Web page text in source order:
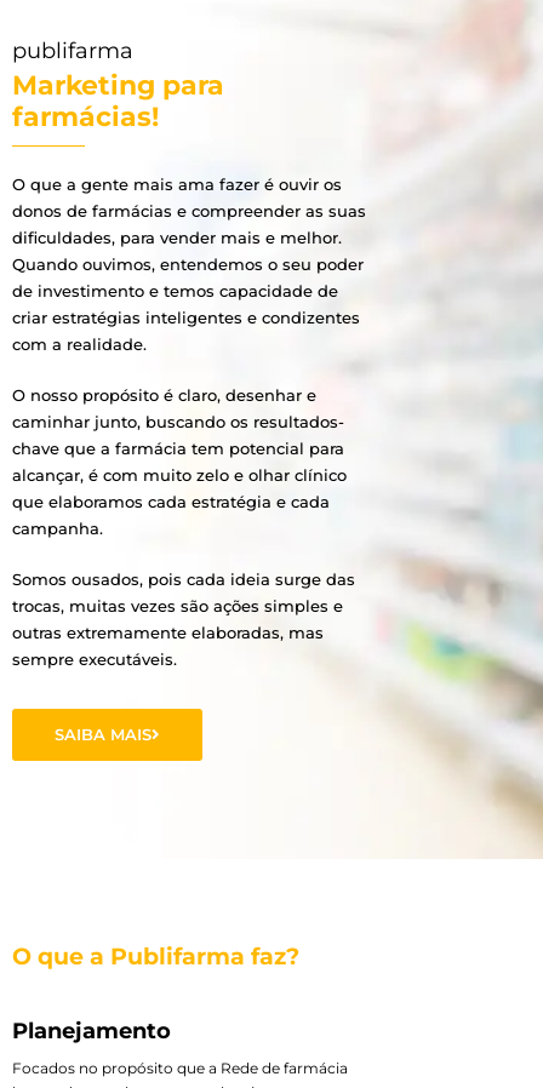
publifarma
Marketing para
farmácias!
O que a gente mais ama fazer é ouvir os
donos de farmácias e compreender as suas
dificuldades, para vender mais e melhor.
Quando ouvimos, entendemos o seu poder
de investimento e temos capacidade de
criar estratégias inteligentes e condizentes
com a realidade.
O nosso propósito é claro, desenhar e
caminhar junto, buscando os resultados-
chave que a farmácia tem potencial para
alcançar, é com muito zelo e olhar clínico
que elaboramos cada estratégia e cada
campanha.
Somos ousados, pois cada ideia surge das
trocas, muitas vezes são ações simples e
outras extremamente elaboradas, mas
sempre executáveis.
SAIBA MAIS
O que a Publifarma faz?
Planejamento
Focados no propósito que a Rede de farmácia